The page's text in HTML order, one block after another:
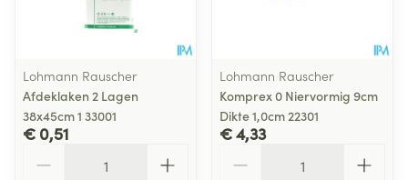
Lohmann Rauscher
Afdeklaken 2 Lagen
38x45cm 1 33001
€ 0,51
Lohmann Rauscher
Komprex 0 Niervormig 9cm
Dikte 1,0cm 22301
€ 4,33